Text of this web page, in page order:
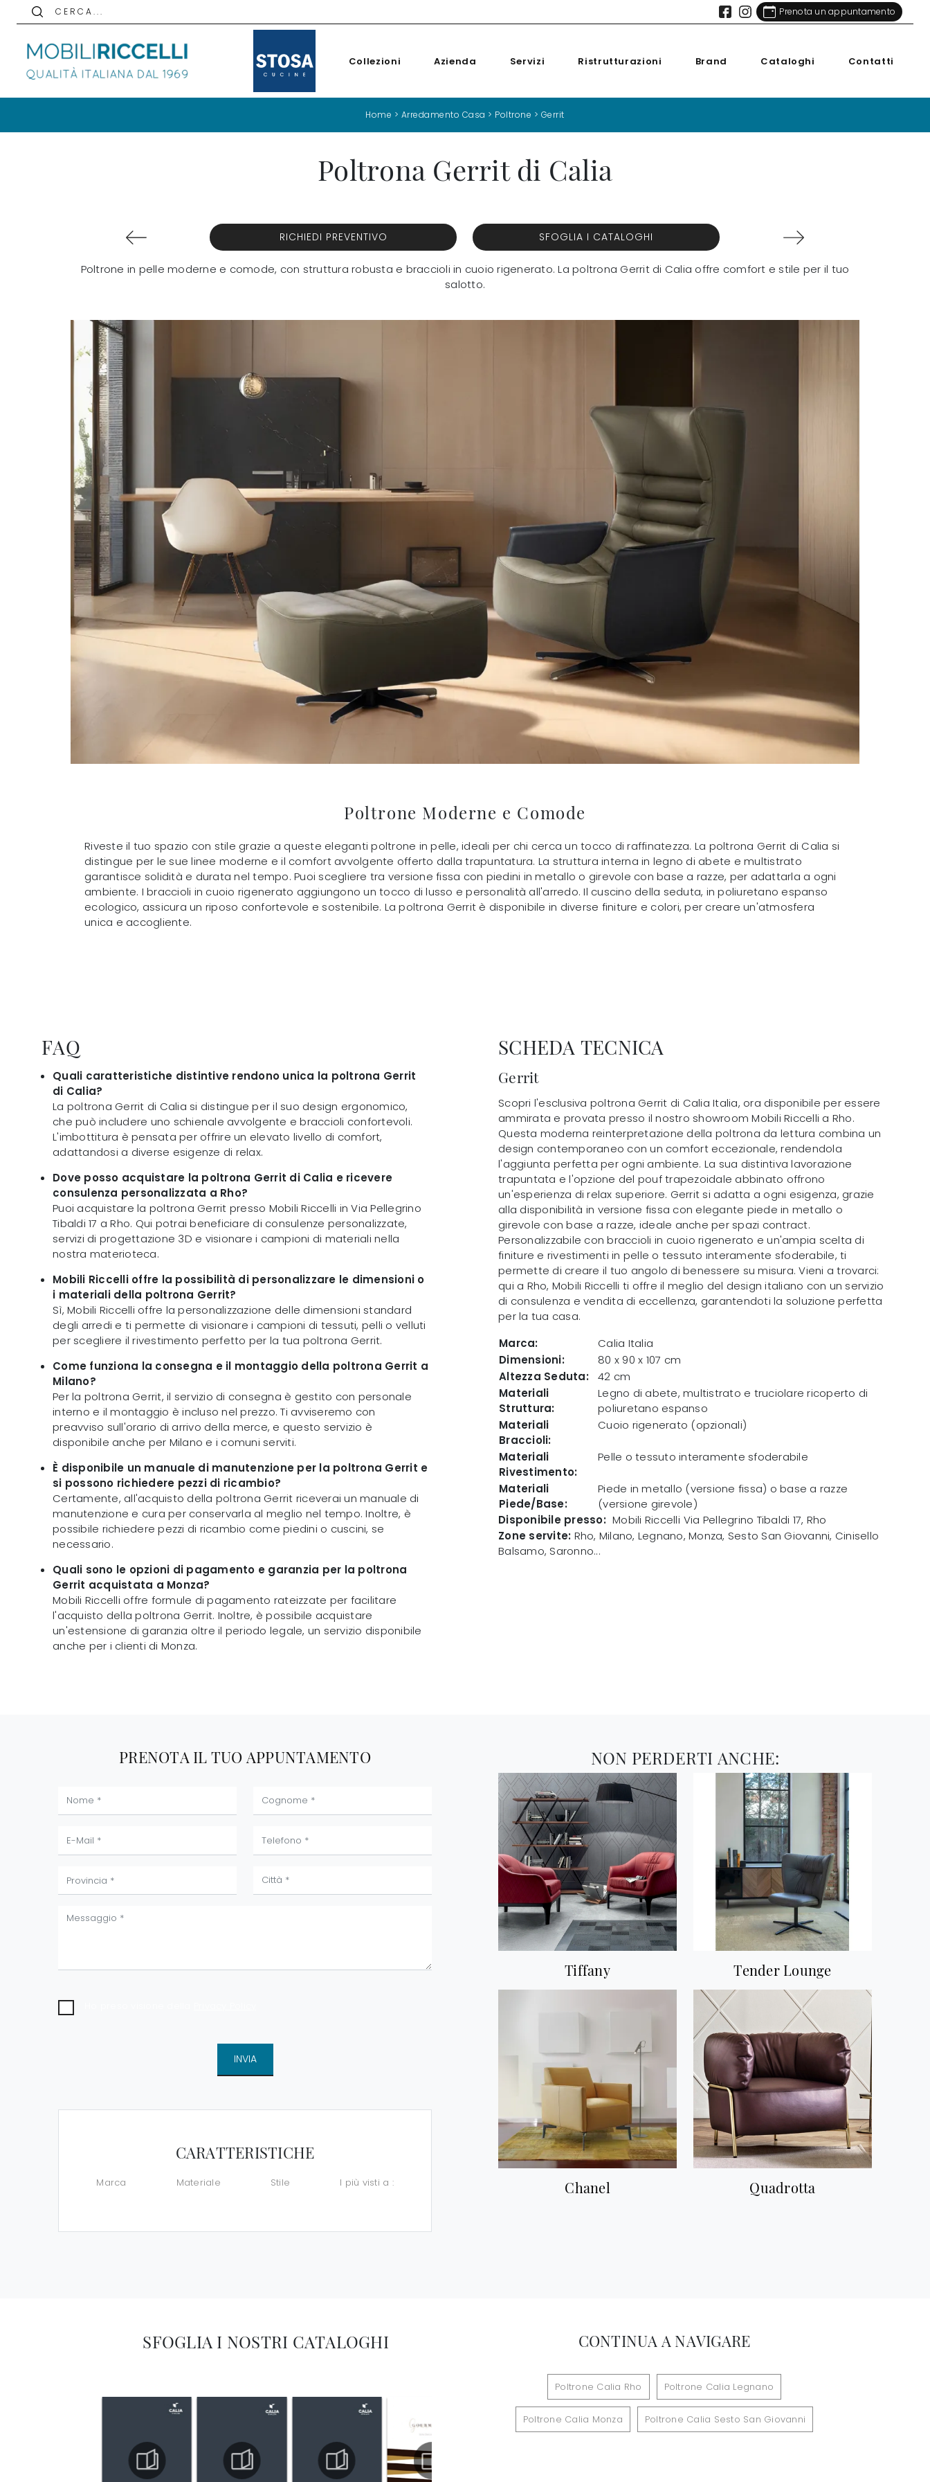
C E R C A . . . Prenota un appuntamento
Collezioni Azienda Servizi Ristrutturazioni Brand Cataloghi Contatti
Home > Arredamento Casa > Poltrone > Gerrit
Poltrona Gerrit di Calia
RICHIEDI PREVENTIVO SFOGLIA I CATALOGHI
Poltrone in pelle moderne e comode, con struttura robusta e braccioli in cuoio rigenerato. La poltrona Gerrit di Calia offre comfort e stile per il tuo
salotto.
Poltrone Moderne e Comode
Riveste il tuo spazio con stile grazie a queste eleganti poltrone in pelle, ideali per chi cerca un tocco di raffinatezza. La poltrona Gerrit di Calia si
distingue per le sue linee moderne e il comfort avvolgente offerto dalla trapuntatura. La struttura interna in legno di abete e multistrato
garantisce solidità e durata nel tempo. Puoi scegliere tra versione fissa con piedini in metallo o girevole con base a razze, per adattarla a ogni
ambiente. I braccioli in cuoio rigenerato aggiungono un tocco di lusso e personalità all'arredo. Il cuscino della seduta, in poliuretano espanso
ecologico, assicura un riposo confortevole e sostenibile. La poltrona Gerrit è disponibile in diverse finiture e colori, per creare un'atmosfera
unica e accogliente.
FAQ
Quali caratteristiche distintive rendono unica la poltrona Gerrit
di Calia?
La poltrona Gerrit di Calia si distingue per il suo design ergonomico,
che può includere uno schienale avvolgente e braccioli confortevoli.
L'imbottitura è pensata per offrire un elevato livello di comfort,
adattandosi a diverse esigenze di relax.
Dove posso acquistare la poltrona Gerrit di Calia e ricevere
consulenza personalizzata a Rho?
Puoi acquistare la poltrona Gerrit presso Mobili Riccelli in Via Pellegrino
Tibaldi 17 a Rho. Qui potrai beneficiare di consulenze personalizzate,
servizi di progettazione 3D e visionare i campioni di materiali nella
nostra materioteca.
Mobili Riccelli offre la possibilità di personalizzare le dimensioni o
i materiali della poltrona Gerrit?
Sì, Mobili Riccelli offre la personalizzazione delle dimensioni standard
degli arredi e ti permette di visionare i campioni di tessuti, pelli o velluti
per scegliere il rivestimento perfetto per la tua poltrona Gerrit.
Come funziona la consegna e il montaggio della poltrona Gerrit a
Milano?
Per la poltrona Gerrit, il servizio di consegna è gestito con personale
interno e il montaggio è incluso nel prezzo. Ti avviseremo con
preavviso sull'orario di arrivo della merce, e questo servizio è
disponibile anche per Milano e i comuni serviti.
È disponibile un manuale di manutenzione per la poltrona Gerrit e
si possono richiedere pezzi di ricambio?
Certamente, all'acquisto della poltrona Gerrit riceverai un manuale di
manutenzione e cura per conservarla al meglio nel tempo. Inoltre, è
possibile richiedere pezzi di ricambio come piedini o cuscini, se
necessario.
Quali sono le opzioni di pagamento e garanzia per la poltrona
Gerrit acquistata a Monza?
Mobili Riccelli offre formule di pagamento rateizzate per facilitare
l'acquisto della poltrona Gerrit. Inoltre, è possibile acquistare
un'estensione di garanzia oltre il periodo legale, un servizio disponibile
anche per i clienti di Monza.
SCHEDA TECNICA
Gerrit
Scopri l'esclusiva poltrona Gerrit di Calia Italia, ora disponibile per essere
ammirata e provata presso il nostro showroom Mobili Riccelli a Rho.
Questa moderna reinterpretazione della poltrona da lettura combina un
design contemporaneo con un comfort eccezionale, rendendola
l'aggiunta perfetta per ogni ambiente. La sua distintiva lavorazione
trapuntata e l'opzione del pouf trapezoidale abbinato offrono
un'esperienza di relax superiore. Gerrit si adatta a ogni esigenza, grazie
alla disponibilità in versione fissa con elegante piede in metallo o
girevole con base a razze, ideale anche per spazi contract.
Personalizzabile con braccioli in cuoio rigenerato e un'ampia scelta di
finiture e rivestimenti in pelle o tessuto interamente sfoderabile, ti
permette di creare il tuo angolo di benessere su misura. Vieni a trovarci:
qui a Rho, Mobili Riccelli ti offre il meglio del design italiano con un servizio
di consulenza e vendita di eccellenza, garantendoti la soluzione perfetta
per la tua casa.
Marca:
Calia Italia
Dimensioni:
80 x 90 x 107 cm
Altezza Seduta:
42 cm
Materiali
Struttura:
Legno di abete, multistrato e truciolare ricoperto di
poliuretano espanso
Materiali
Braccioli:
Cuoio rigenerato (opzionali)
Materiali
Rivestimento:
Pelle o tessuto interamente sfoderabile
Materiali
Piede/Base:
Piede in metallo (versione fissa) o base a razze
(versione girevole)
Disponibile presso: Mobili Riccelli Via Pellegrino Tibaldi 17, Rho
Zone servite: Rho, Milano, Legnano, Monza, Sesto San Giovanni, Cinisello
Balsamo, Saronno...
PRENOTA IL TUO APPUNTAMENTO
INVIA
CARATTERISTICHE
Marca Materiale Stile I più visti a :
NON PERDERTI ANCHE:
Tiffany Tender Lounge
Chanel Quadrotta
SFOGLIA I NOSTRI CATALOGHI CONTINUA A NAVIGARE
Poltrone Calia Rho Poltrone Calia Legnano
Poltrone Calia Monza Poltrone Calia Sesto San Giovanni